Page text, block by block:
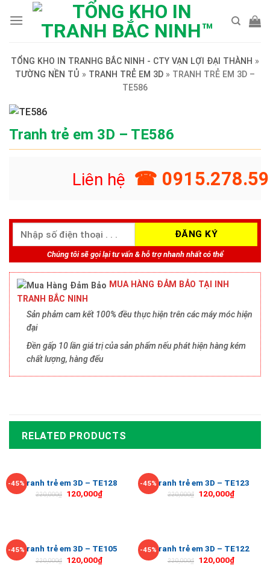
TỔNG KHO IN TRANHG BẮC NINH - CTY VẠN LỢI ĐẠI THÀNH »
TƯỜNG NỀN TỦ » TRANH TRẺ EM 3D » TRANH TRẺ EM 3D –
TE586
Tranh trẻ em 3D – TE586
Liên hệ ☎
Chúng tôi sẽ gọi lại tư vấn & hỗ trợ nhanh nhất có thể
MUA HÀNG ĐẢM BẢO TẠI INH
TRANH BẮC NINH
Sản phảm cam kết 100% đều thực hiện trên các máy móc hiện
đại
Đền gấp 10 lần giá trị của sản phẩm nếu phát hiện hàng kém
chất lượng, hàng đểu
RELATED PRODUCTS
-45%Tranh trẻ em 3D – TE128
220,000₫ 120,000₫
-45%Tranh trẻ em 3D – TE123
220,000₫ 120,000₫
-45%Tranh trẻ em 3D – TE105
220,000₫ 120,000₫
-45%Tranh trẻ em 3D – TE122
220,000₫ 120,000₫